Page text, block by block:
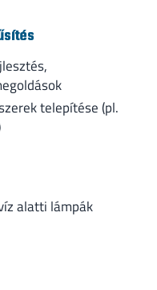
telepítése (pl.
alatti lámpák